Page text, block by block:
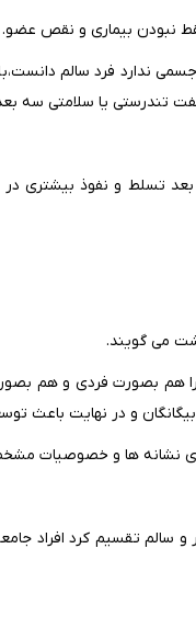
نبودن بیماری و نقص عضو.
ندارد فرد سالم
تندرستی یا سلامتی سه
تسلط و نفوذ بیشتری در
می گویند.
هم بصورت فردی و هم
و در نهایت باعث
نشانه ها و خصوصیات
سالم تقسیم کرد افراد